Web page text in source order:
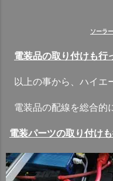
ソーラ
電装品の取り付けも行
以上の事から、ハイエ
電装品の配線を総合的
電装パーツの取り付け